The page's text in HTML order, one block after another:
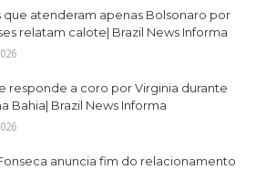
que atenderam apenas Bolsonaro por
relatam calote| Brazil News Informa
responde a coro por Virginia durante
Bahia| Brazil News Informa
anuncia fim do relacionamento